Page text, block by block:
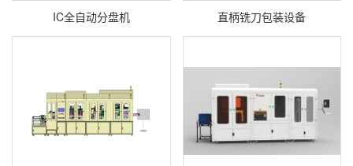
IC全自动分盘机 直柄铣刀包装设备